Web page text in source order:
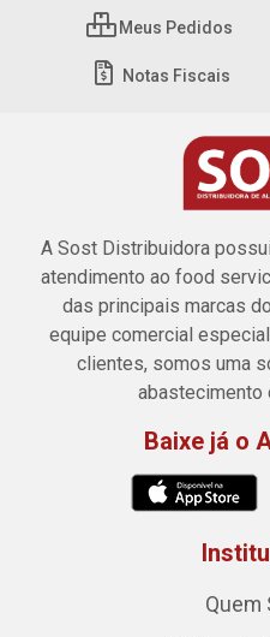
Meus Pedidos
Notas Fiscais
A Sost Distribuidora
atendimento ao food
das principais marcas
equipe comercial
clientes, somos uma
abastecimento
Baixe já o
Quem